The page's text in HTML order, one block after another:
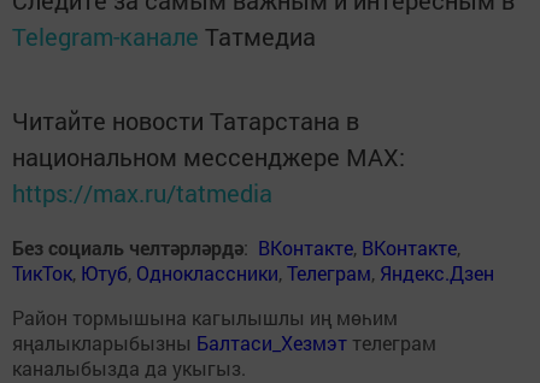
Telegram-канале Татмедиа
Читайте новости Татарстана в
национальном мессенджере MАХ:
https://max.ru/tatmedia
Без социаль челтәрләрдә: ВКонтакте, ВКонтакте,
ТикТок, Ютуб, Одноклассники,Телеграм, Яндекс.Дзен
Район тормышына кагылышлы иң мөһим
яңалыкларыбызны Балтаси_Хезмэт телеграм
каналыбызда да укыгыз.